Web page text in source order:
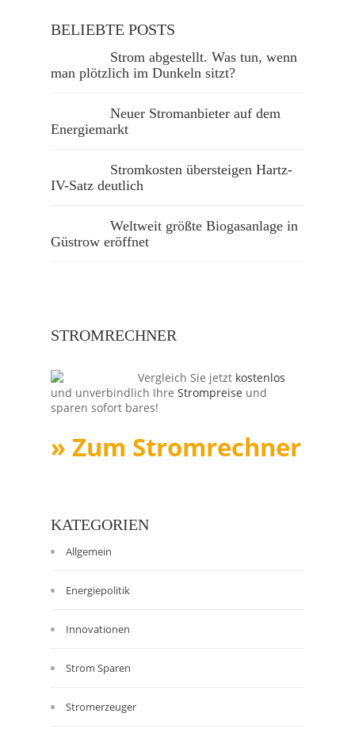
BELIEBTE POSTS
Strom abgestellt. Was tun, wenn
man plötzlich im Dunkeln sitzt?
Neuer Stromanbieter auf dem
Energiemarkt
Stromkosten übersteigen Hartz-
IV-Satz deutlich
Weltweit größte Biogasanlage in
Güstrow eröffnet
STROMRECHNER
Vergleich Sie jetzt kostenlos
und unverbindlich Ihre Strompreise und
sparen sofort bares!
» Zum Stromrechner
KATEGORIEN
Allgemein
Energiepolitik
Innovationen
Strom Sparen
Stromerzeuger